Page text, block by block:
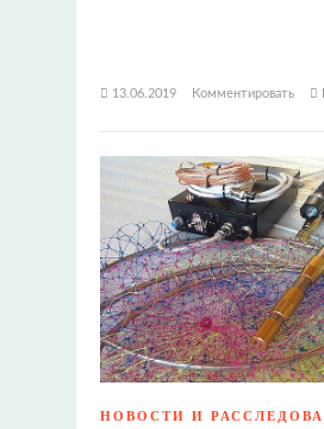
13.06.2019 Комментировать
НОВОСТИ И